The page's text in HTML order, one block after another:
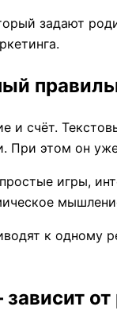
задают
и счёт.
При этом он
игры,
к одному
от